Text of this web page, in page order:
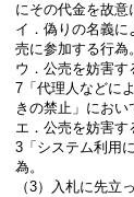
にその代金を故意
イ．偽りの名義
売に参加する行為。
ウ．公売を妨害
7「代理人などに
きの禁止」におい
エ．公売を妨害
3「システム利用
為。
（3）入札に先立